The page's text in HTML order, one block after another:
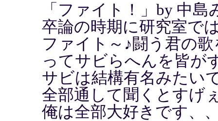
「ファイト！」by 中島
卒論の時期に研究室で
ファイト～♪闘う君の歌
ってサビらへんを皆が
サビは結構有名みたい
全部通して聞くとすげ
俺は全部大好きです、